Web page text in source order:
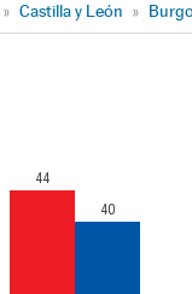
» Castilla y León »
44
40